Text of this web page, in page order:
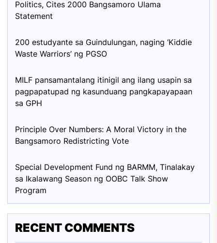
Politics, Cites 2000 Bangsamoro Ulama
Statement
200 estudyante sa Guindulungan, naging ‘Kiddie
Waste Warriors’ ng PGSO
MILF pansamantalang itinigil ang ilang usapin sa
pagpapatupad ng kasunduang pangkapayapaan
sa GPH
Principle Over Numbers: A Moral Victory in the
Bangsamoro Redistricting Vote
Special Development Fund ng BARMM, Tinalakay
sa Ikalawang Season ng OOBC Talk Show
Program
RECENT COMMENTS